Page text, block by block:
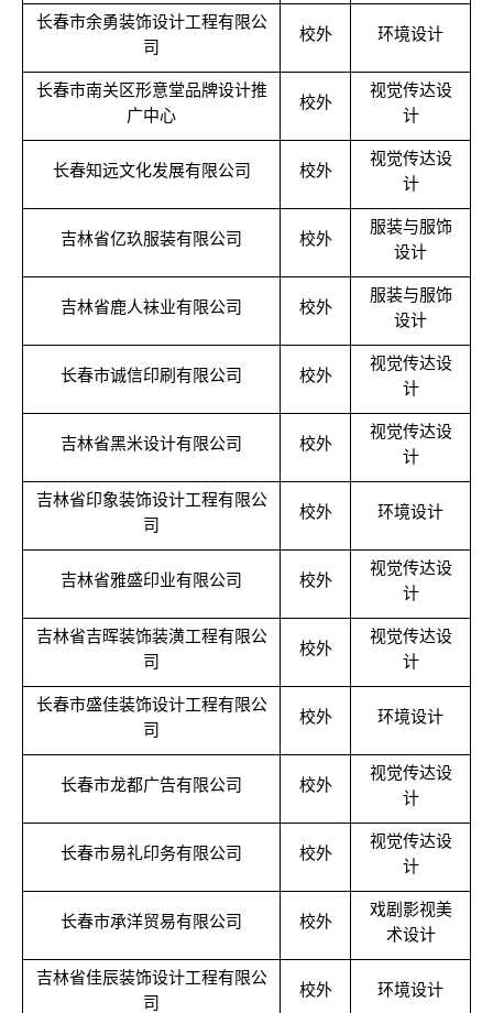
长春市余勇装饰设计工程有限公
司
校外 环境设计
长春市南关区形意堂品牌设计推
广中心
校外
视觉传达设
计
长春知远文化发展有限公司 校外
视觉传达设
计
吉林省亿玖服装有限公司 校外
服装与服饰
设计
吉林省鹿人袜业有限公司 校外
服装与服饰
设计
长春市诚信印刷有限公司 校外
视觉传达设
计
吉林省黑米设计有限公司 校外
视觉传达设
计
吉林省印象装饰设计工程有限公
司
校外 环境设计
吉林省雅盛印业有限公司 校外
视觉传达设
计
吉林省吉晖装饰装潢工程有限公
司
校外
视觉传达设
计
长春市盛佳装饰设计工程有限公
司
校外 环境设计
长春市龙都广告有限公司 校外
视觉传达设
计
长春市易礼印务有限公司 校外
视觉传达设
计
长春市承洋贸易有限公司 校外
戏剧影视美
术设计
吉林省佳辰装饰设计工程有限公
司
校外 环境设计